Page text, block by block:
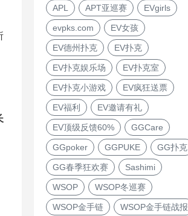
APL APT亚巡赛 EVgirls
evpks.com EV女孩
EV德州扑克 EV扑克
EV扑克娱乐场 EV扑克室
EV扑克小游戏 EV疯狂送票
EV福利 EV邀请有礼
EV顶级反馈60% GGCare
GGpoker GGPUKE GG扑克
GG春季狂欢赛 Sashimi
WSOP WSOP冬巡赛
WSOP金手链 WSOP金手链战报